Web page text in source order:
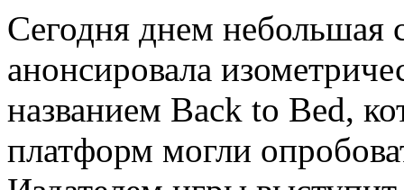
Сегодня днем небольшая
анонсировала
названием Back to Bed,
платформ могли